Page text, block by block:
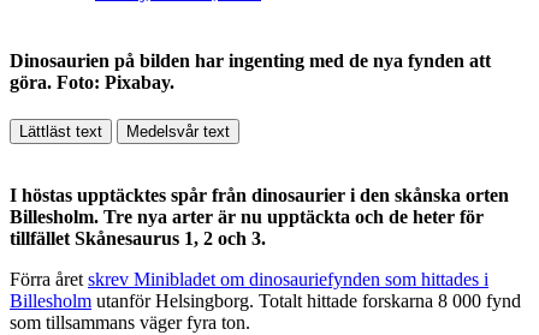
Dinosaurien på bilden har ingenting med de nya fynden att
göra. Foto: Pixabay.
Lättläst text Medelsvår text
I höstas upptäcktes spår från dinosaurier i den skånska orten
Billesholm. Tre nya arter är nu upptäckta och de heter för
tillfället Skånesaurus 1, 2 och 3.
Förra året skrev Minibladet om dinosauriefynden som hittades i
Billesholm utanför Helsingborg. Totalt hittade forskarna 8 000 fynd
som tillsammans väger fyra ton.